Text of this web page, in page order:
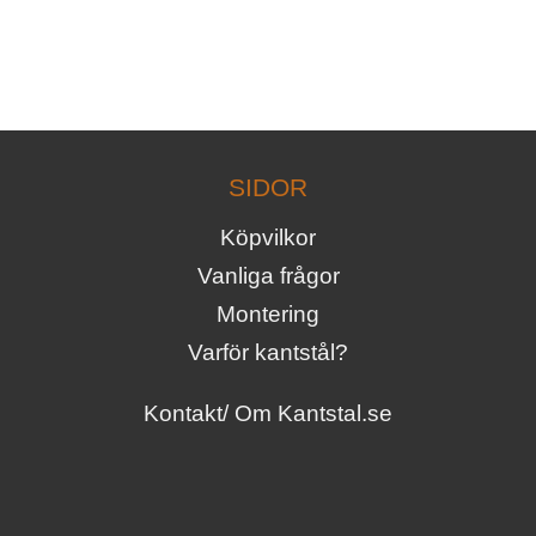
SIDOR
Köpvilkor
Vanliga frågor
Montering
Varför kantstål?
Kontakt/ Om Kantstal.se